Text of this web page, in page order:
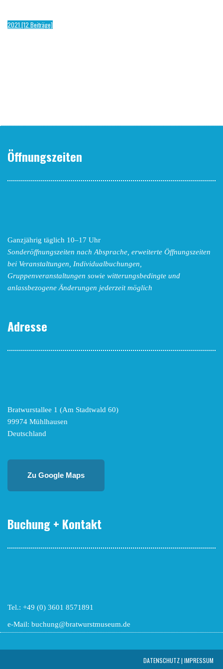
2021 [12 Beiträge]
Öffnungszeiten
Ganzjährig täglich 10–17 Uhr
Sonderöffnungszeiten nach Absprache, erweiterte Öffnungszeiten
bei Veranstaltungen, Individualbuchungen,
Gruppenveranstaltungen sowie witterungsbedingte und
anlassbezogene Änderungen jederzeit möglich
Adresse
Bratwurstallee 1 (Am Stadtwald 60)
99974 Mühlhausen
Deutschland
Zu Google Maps
Buchung + Kontakt
Tel.: +49 (0) 3601 8571891
e-Mail: buchung@bratwurstmuseum.de
DATEN­SCHUTZ | IMPRESSUM